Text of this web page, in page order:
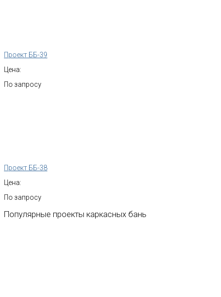
Проект ББ-39
Цена:
По запросу
Проект ББ-38
Цена:
По запросу
Популярные проекты каркасных бань